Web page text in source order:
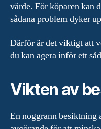
värde. För köparen kan
sådana problem dyker
Därför är det viktigt att
du kan agera inför ett
Vikten av
En noggrann besiktning